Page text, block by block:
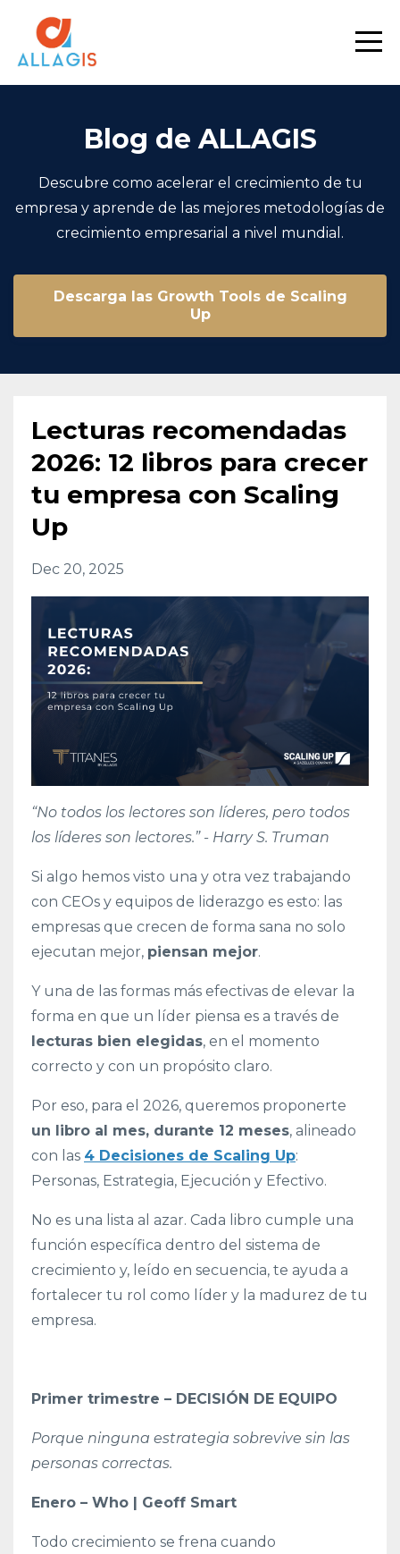
Blog de ALLAGIS
Descubre como acelerar el crecimiento de tu
empresa y aprende de las mejores metodologías de
crecimiento empresarial a nivel mundial.
Descarga las Growth Tools de Scaling
Up
Lecturas recomendadas
2026: 12 libros para crecer
tu empresa con Scaling
Up
Dec 20, 2025
“No todos los lectores son líderes, pero todos
los líderes son lectores.” - Harry S. Truman
Si algo hemos visto una y otra vez trabajando
con CEOs y equipos de liderazgo es esto: las
empresas que crecen de forma sana no solo
ejecutan mejor, piensan mejor.
Y una de las formas más efectivas de elevar la
forma en que un líder piensa es a través de
lecturas bien elegidas, en el momento
correcto y con un propósito claro.
Por eso, para el 2026, queremos proponerte
un libro al mes, durante 12 meses, alineado
con las 4 Decisiones de Scaling Up:
Personas, Estrategia, Ejecución y Efectivo.
No es una lista al azar. Cada libro cumple una
función específica dentro del sistema de
crecimiento y, leído en secuencia, te ayuda a
fortalecer tu rol como líder y la madurez de tu
empresa.
Primer trimestre – DECISIÓN DE EQUIPO
Porque ninguna estrategia sobrevive sin las
personas correctas.
Enero – Who | Geoff Smart
Todo crecimiento se frena cuando